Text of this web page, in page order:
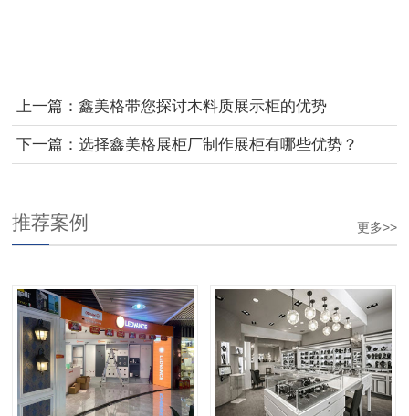
上一篇： 鑫美格带您探讨木料质展示柜的优势
下一篇： 选择鑫美格展柜厂制作展柜有哪些优势？
更多>>
推荐案例